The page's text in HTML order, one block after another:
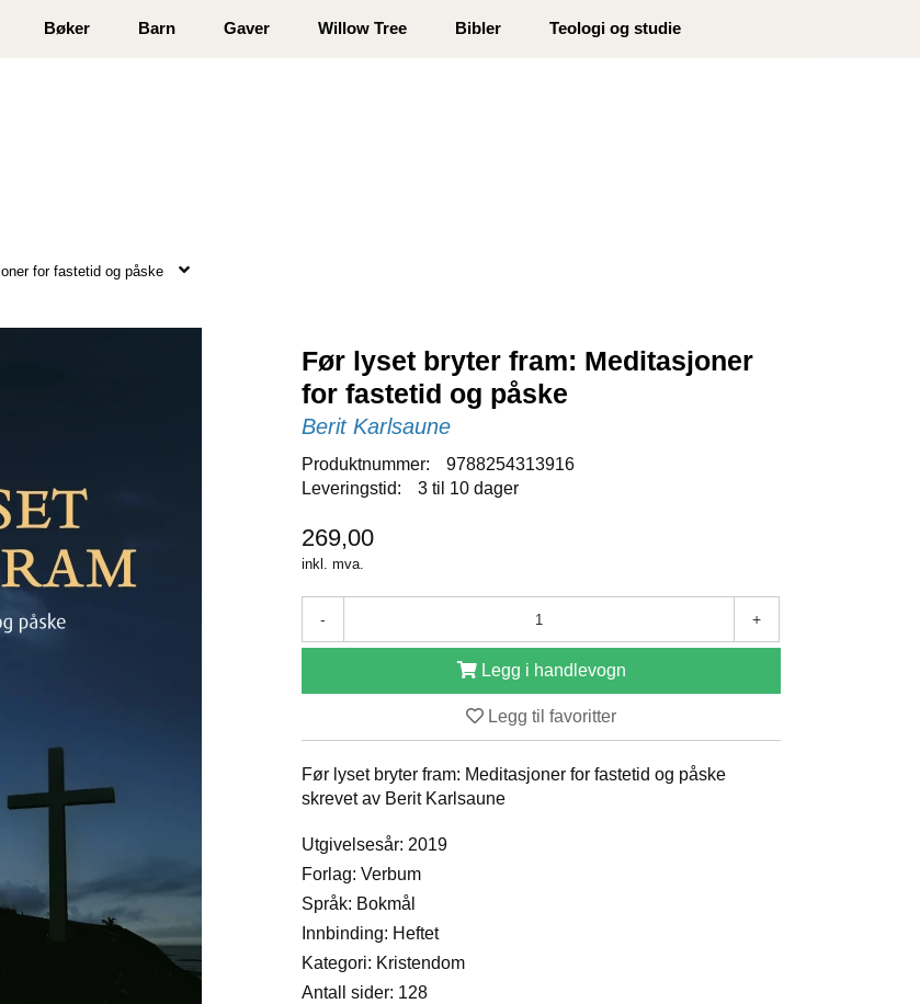
Min side Infosenter
Bøker Barn Gaver Willow Tree Bibler Teologi og studie
for fastetid og påske
Før lyset bryter fram: Meditasjoner
for fastetid og påske
Berit Karlsaune
Produktnummer:
9788254313916
Leveringstid:
3 til 10 dager
269,00
inkl. mva.
- +
Legg i handlevogn
Legg til favoritter
Før lyset bryter fram: Meditasjoner for fastetid og påske
skrevet av Berit Karlsaune
Utgivelsesår: 2019
Forlag: Verbum
Språk: Bokmål
Innbinding: Heftet
Kategori: Kristendom
Antall sider: 128